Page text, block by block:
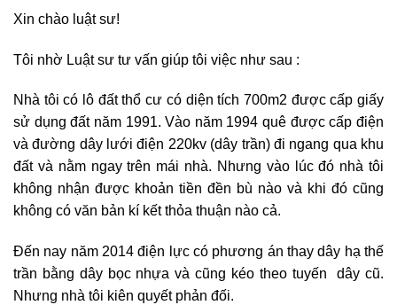
Xin chào luật sư!
Tôi nhờ Luật sư tư vấn giúp tôi việc như sau :
Nhà tôi có lô đất thổ cư có diện tích 700m2 được cấp giấy
sử dụng đất năm 1991. Vào năm 1994 quê được cấp điện
và đường dây lưới điện 220kv (dây trần) đi ngang qua khu
đất và nằm ngay trên mái nhà. Nhưng vào lúc đó nhà tôi
không nhận được khoản tiền đền bù nào và khi đó cũng
không có văn bản kí kết thỏa thuận nào cả.
Đến nay năm 2014 điện lực có phương án thay dây hạ thế
trần bằng dây bọc nhựa và cũng kéo theo tuyến dây cũ.
Nhưng nhà tôi kiên quyết phản đối.